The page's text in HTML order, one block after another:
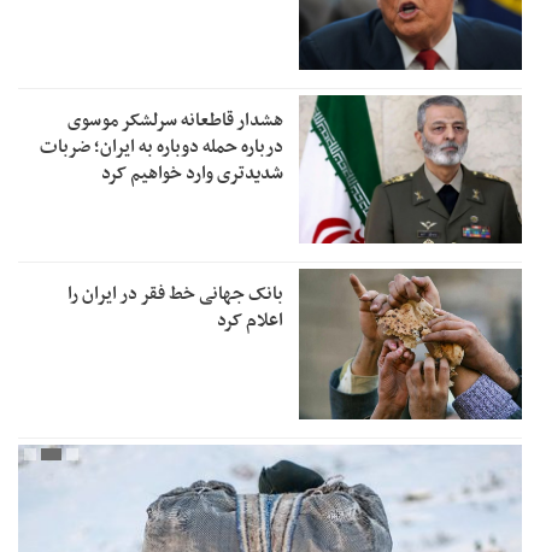
هشدار قاطعانه سرلشکر موسوی
درباره حمله دوباره به ایران؛ ضربات
شدیدتری وارد خواهیم کرد
بانک جهانی خط فقر در ایران را
اعلام کرد